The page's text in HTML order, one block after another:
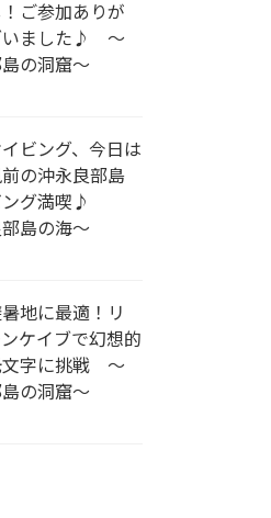
ご参加ありが
いました♪ ～
の洞窟～
ビング、今日は
の沖永良部島
ング満喫♪
島の海～
地に最適！リ
ケイブで幻想的
文字に挑戦 ～
の洞窟～